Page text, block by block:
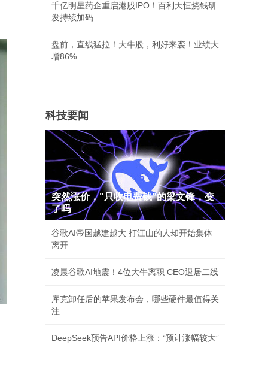
千亿明星药企重启港股IPO！百利天恒烧钱研
发持续加码
盘前，直线猛拉！大牛股，利好来袭！业绩大
增86%
科技要闻
突然涨价，"只收电费钱"的梁文锋，变
了吗
谷歌AI帝国越建越大 打江山的人却开始集体
离开
凌晨谷歌AI地震！4位大牛离职 CEO退居二线
库克卸任后的苹果发布会，哪些硬件最值得关
注
DeepSeek预告API价格上涨：“预计涨幅较大”